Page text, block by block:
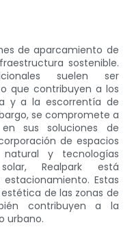
de aparcamiento de
sostenible.
suelen ser
que contribuyen a los
y a la escorrentía de
se compromete a
sus soluciones de
de espacios
y tecnologías
Realpark está
Estas
de las zonas de
contribuyen a la
urbano.